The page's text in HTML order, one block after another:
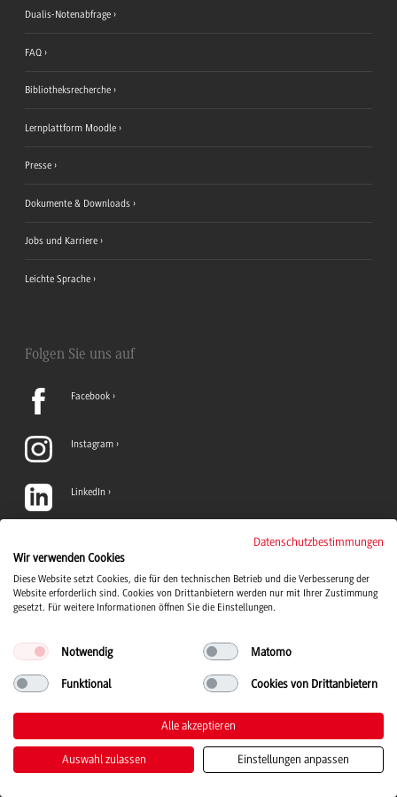
Dualis-Notenabfrage
FAQ
Bibliotheksrecherche
Lernplattform Moodle
Presse
Dokumente & Downloads
Jobs und Karriere
Leichte Sprache
Folgen Sie uns auf
Facebook
Instagram
LinkedIn
YouTube
© 2026 Duale Hochschule Baden-Württemberg
Kontakt Impressum Barrierefreiheit
Datenschutzbestimmungen
Wir verwenden Cookies
Diese Website setzt Cookies, die für den technischen Betrieb und die Verbesserung der
Website erforderlich sind. Cookies von Drittanbietern werden nur mit Ihrer Zustimmung
gesetzt. Für weitere Informationen öffnen Sie die Einstellungen.
Notwendig Matomo
Funktional Cookies von Drittanbietern
Alle akzeptieren
Auswahl zulassen Einstellungen anpassen